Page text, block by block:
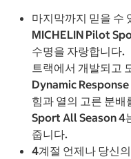
마지막까지 믿을 수
MICHELIN Pilot
수명을 자랑합니다.
트랙에서 개발되고
Dynamic
힘과 열의 고른 분
Sport All Season 4
줍니다.
4계절 언제나 당신